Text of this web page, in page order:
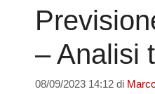
– Analisi
08/09/2023 14:12 di